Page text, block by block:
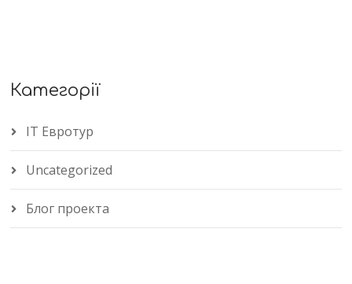
Категорії
IT Евротур
Uncategorized
Блог проекта